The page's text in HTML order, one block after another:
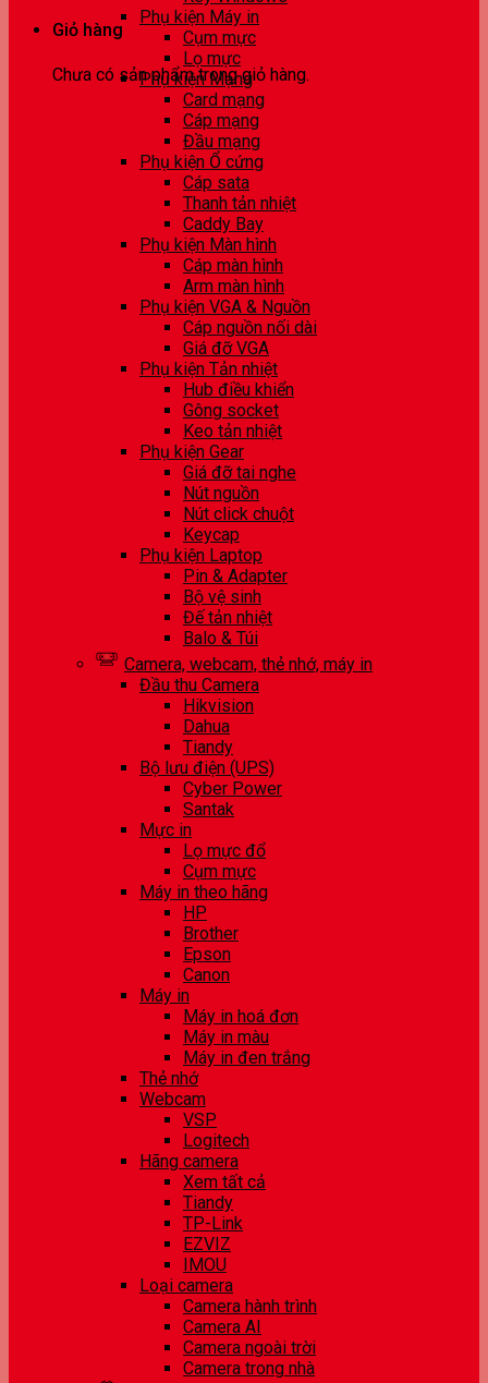
Giỏ hàng
Chưa có sản phẩm trong giỏ hàng.
Phụ kiện Máy in
Cụm mực
Lọ mực
Phụ kiện Mạng
Card mạng
Cáp mạng
Đầu mạng
Phụ kiện Ổ cứng
Cáp sata
Thanh tản nhiệt
Caddy Bay
Phụ kiện Màn hình
Cáp màn hình
Arm màn hình
Phụ kiện VGA & Nguồn
Cáp nguồn nối dài
Giá đỡ VGA
Phụ kiện Tản nhiệt
Hub điều khiển
Gông socket
Keo tản nhiệt
Phụ kiện Gear
Giá đỡ tai nghe
Nút nguồn
Nút click chuột
Keycap
Phụ kiện Laptop
Pin & Adapter
Bộ vệ sinh
Đế tản nhiệt
Balo & Túi
Camera, webcam, thẻ nhớ, máy in
Đầu thu Camera
Hikvision
Dahua
Tiandy
Bộ lưu điện (UPS)
Cyber Power
Santak
Mực in
Lọ mực đổ
Cụm mực
Máy in theo hãng
HP
Brother
Epson
Canon
Máy in
Máy in hoá đơn
Máy in màu
Máy in đen trắng
Thẻ nhớ
Webcam
VSP
Logitech
Hãng camera
Xem tất cả
Tiandy
TP-Link
EZVIZ
IMOU
Loại camera
Camera hành trình
Camera AI
Camera ngoài trời
Camera trong nhà